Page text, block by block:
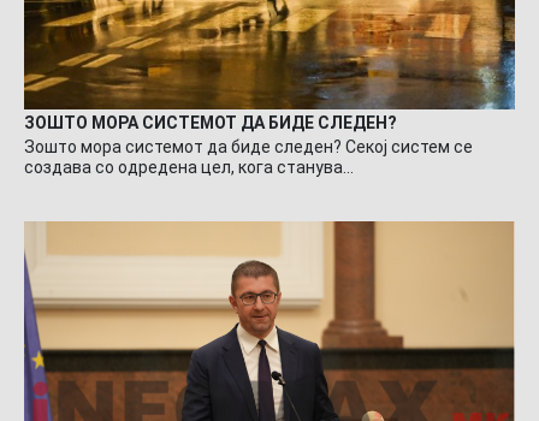
ЗОШТО МОРА СИСТЕМОТ ДА БИДЕ СЛЕДЕН?
Зошто мора системот да биде следен? Секој систем се
создава со одредена цел, кога станува…